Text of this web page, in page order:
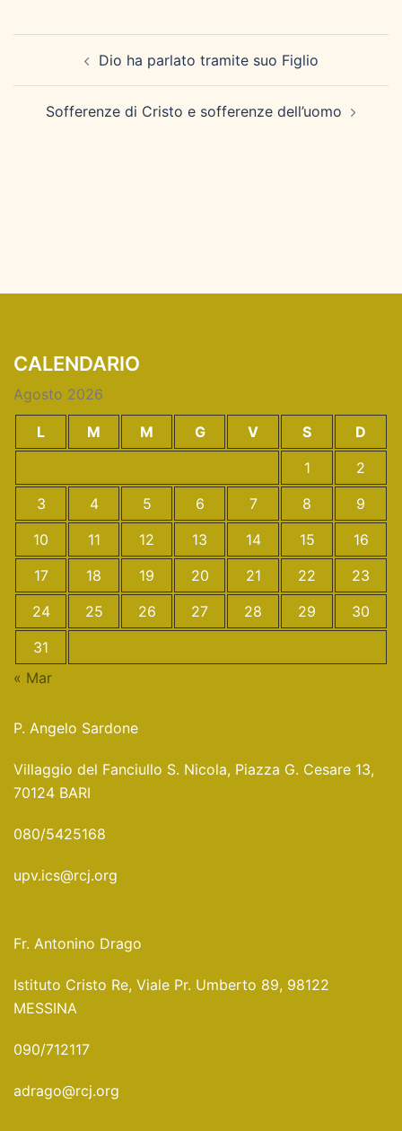
articolo Dio ha parlato tramite suo Figlio
Sofferenze di Cristo e sofferenze dell’uomo
CALENDARIO
Agosto 2026
L M M G V S
D
1
2
3
4 5 6 7 8
9
10
11 12 13 14 15
16
17
18 19 20 21 22
23
24
25 26 27 28 29
30
31
« Mar
P. Angelo Sardone
Villaggio del Fanciullo S. Nicola, Piazza G. Cesare 13,
70124 BARI
080/5425168
upv.ics@rcj.org
Fr. Antonino Drago
Istituto Cristo Re, Viale Pr. Umberto 89, 98122
MESSINA
090/712117
adrago@rcj.org